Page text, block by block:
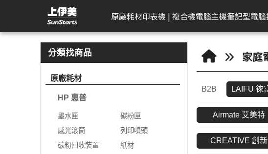
LAIFU 徠富 | 上伊美辦公用品網
原廠耗材
感光滾筒
列印噴頭
Brother 兄弟
墨水
墨水匣
碳粉匣
標籤帶
印表機 | 複合機
HP 惠普
DeskJet
Color Laser
Color LaserJet Pro
Color LaserJet
Enterprise
Brother 兄弟
彩色雷射印表機/複合
機
熱感應印表機/複合機
電腦主機
工作站繪圖卡
HP 惠普
Leadtek 麗臺
Lenovo 聯想
ASUS 華碩
迷你電腦
ECS 精強
ACER 宏碁
MSI 微星
筆記型電腦
gram
gram Pro
gram 2in1
Logitech 羅技
ACER 宏碁
投影機
Kodak 柯達
掃描器
Epson 愛普生
標籤機
文件掃描器
相片掃描器
AIMO 愛墨
DELL 戴爾
一般顯示器
曲面顯示器
遊戲專用顯示器
AeroTouch 富動
互動式顯示器
KATAI
顯示器
APACER 宇瞻
隨身碟
記憶卡
行動硬碟
SSD固態硬碟
TEAM 十銓
記憶體
記憶卡
內接固態硬碟
D-Link 友訊
無網管型網路交換器
網管型交換器
10G網路交換器
智慧型無線網路基地台
智慧型網路交換器
Zyxel 兆勤
次世代防火牆
VPN防火牆
乙太網路交換器
5G NR / 4G LTE 路由
分類找商品
原廠耗材
HP 惠普
墨水匣
碳粉匣
感光滾筒
列印噴頭
碳粉回收裝置
紙材
家庭
B2B LAIFU 徠
Airmate 艾美特
CREATIVE 創新